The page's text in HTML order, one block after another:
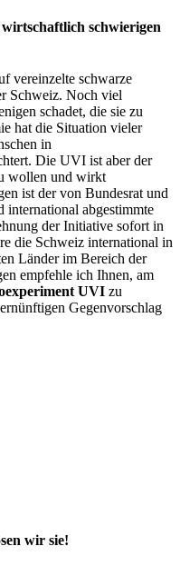
schwierigen
vereinzelte schwarze
Schweiz. Noch viel
schadet, die sie zu
hat die Situation vieler
in
Die UVI ist aber der
wollen und wirkt
ist der von Bundesrat und
international abgestimmte
der Initiative sofort in
die Schweiz international in
Länder im Bereich der
empfehle ich Ihnen, am
UVI zu
Gegenvorschlag
wir sie!